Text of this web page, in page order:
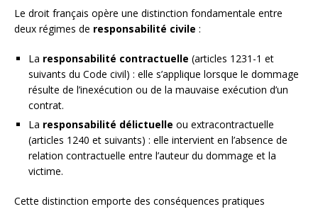
Le droit français opère une distinction fondamentale entre
deux régimes de responsabilité civile :
La responsabilité contractuelle (articles 1231-1 et
suivants du Code civil) : elle s’applique lorsque le dommage
résulte de l’inexécution ou de la mauvaise exécution d’un
contrat.
La responsabilité délictuelle ou extracontractuelle
(articles 1240 et suivants) : elle intervient en l’absence de
relation contractuelle entre l’auteur du dommage et la
victime.
Cette distinction emporte des conséquences pratiques